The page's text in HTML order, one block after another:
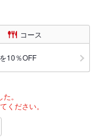
コース
10％OFF
。
ください。